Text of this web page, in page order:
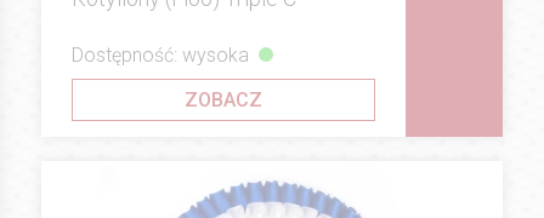
Dostępność: wysoka
ZOBACZ